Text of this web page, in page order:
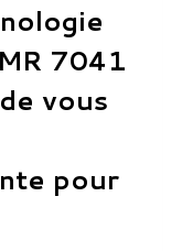
7041
vous
pour